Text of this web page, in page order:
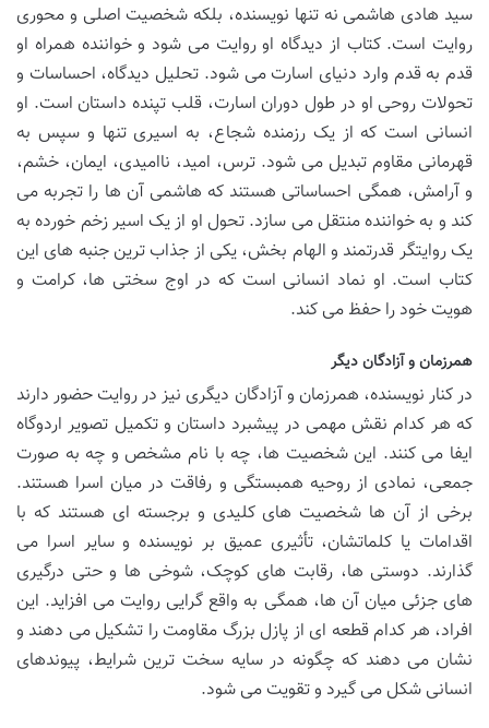
سید هادی هاشمی نه تنها نویسنده، بلکه شخصیت اصلی و محوری
روایت است. کتاب از دیدگاه او روایت می شود و خواننده همراه او
قدم به قدم وارد دنیای اسارت می شود. تحلیل دیدگاه، احساسات و
تحولات روحی او در طول دوران اسارت، قلب تپنده داستان است. او
انسانی است که از یک رزمنده شجاع، به اسیری تنها و سپس به
قهرمانی مقاوم تبدیل می شود. ترس، امید، ناامیدی، ایمان، خشم،
و آرامش، همگی احساساتی هستند که هاشمی آن ها را تجربه می
کند و به خواننده منتقل می سازد. تحول او از یک اسیر زخم خورده به
یک روایتگر قدرتمند و الهام بخش، یکی از جذاب ترین جنبه های این
کتاب است. او نماد انسانی است که در اوج سختی ها، کرامت و
هویت خود را حفظ می کند.
همرزمان و آزادگان دیگر
در کنار نویسنده، همرزمان و آزادگان دیگری نیز در روایت حضور دارند
که هر کدام نقش مهمی در پیشبرد داستان و تکمیل تصویر اردوگاه
ایفا می کنند. این شخصیت ها، چه با نام مشخص و چه به صورت
جمعی، نمادی از روحیه همبستگی و رفاقت در میان اسرا هستند.
برخی از آن ها شخصیت های کلیدی و برجسته ای هستند که با
اقدامات یا کلماتشان، تأثیری عمیق بر نویسنده و سایر اسرا می
گذارند. دوستی ها، رقابت های کوچک، شوخی ها و حتی درگیری
های جزئی میان آن ها، همگی به واقع گرایی روایت می افزاید. این
افراد، هر کدام قطعه ای از پازل بزرگ مقاومت را تشکیل می دهند و
نشان می دهند که چگونه در سایه سخت ترین شرایط، پیوندهای
انسانی شکل می گیرد و تقویت می شود.